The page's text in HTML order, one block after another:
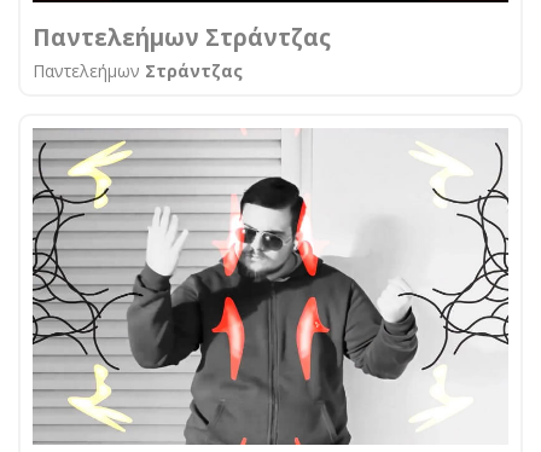
Παντελεήμων Στράντζας
Παντελεήμων Στράντζας